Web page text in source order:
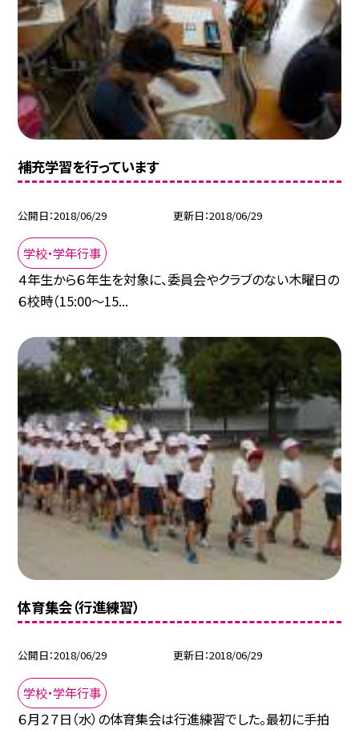
補充学習を行っています
公開日 2018/06/29 更新日 2018/06/29
学校・学年行事
４年生から６年生を対象に、委員会やクラブのない木曜日の
６校時（15:00〜15...
体育集会（行進練習）
公開日 2018/06/29 更新日 2018/06/29
学校・学年行事
６月２７日（水）の体育集会は行進練習でした。最初に手拍